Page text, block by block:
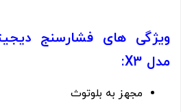
ویژگی های فشارسنج
مدل X3:
مجهز به بلوتوث